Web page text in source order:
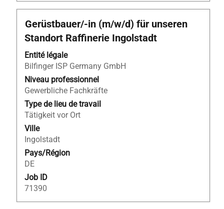
Titre
Gerüstbauer/-in (m/w/d) für unseren
Standort Raffinerie Ingolstadt
Entité légale
Bilfinger ISP Germany GmbH
Niveau professionnel
Gewerbliche Fachkräfte
Type de lieu de travail
Tätigkeit vor Ort
Ville
Ingolstadt
Pays/Région
DE
Job ID
71390
Sélectionnez
avec
la
barre
d’espacement
pour
afficher
tout
le
contenu
des
informations
d’emploi.